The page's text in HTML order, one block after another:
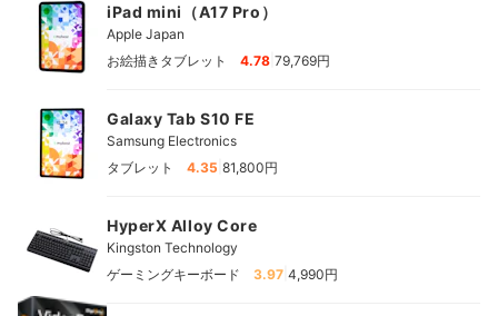
iPad mini（A17 Pro）
Apple Japan
お絵描きタブレット
4.78 79,769円
Galaxy Tab S10 FE
Samsung Electronics
タブレット
4.35 81,800円
HyperX Alloy Core
Kingston Technology
ゲーミングキーボード
3.97 4,990円